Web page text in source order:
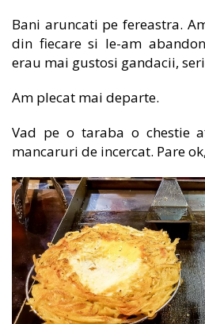
Bani aruncati pe fereastra.
din fiecare si le-am
erau mai gustosi gandacii,
Am plecat mai departe.
Vad pe o taraba o chestie
mancaruri de incercat. Pare